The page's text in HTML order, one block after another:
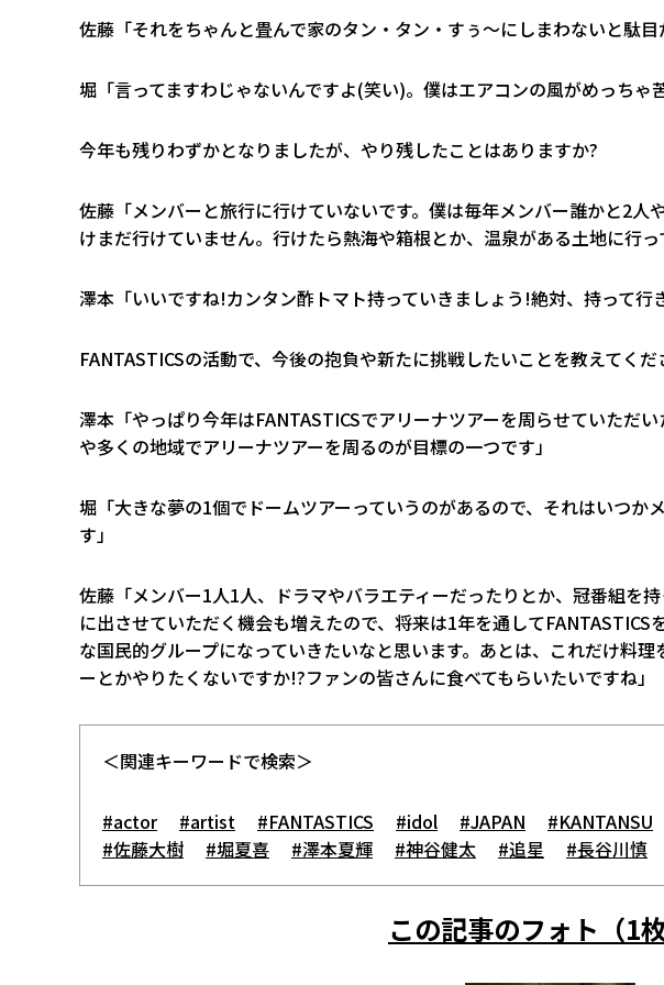
佐藤「それをちゃんと畳んで家のタン・タン・すぅ～にしまわないと駄目
堀「言ってますわじゃないんですよ(笑い)。僕はエアコンの風がめっちゃ
――今年も残りわずかとなりましたが、やり残したことはありますか?
佐藤「メンバーと旅行に行けていないです。僕は毎年メンバー誰かと2人
けまだ行けていません。行けたら熱海や箱根とか、温泉がある土地に行
澤本「いいですね!カンタン酢トマト持っていきましょう!絶対、持って行
――FANTASTICSの活動で、今後の抱負や新たに挑戦したいことを教えてくだ
澤本「やっぱり今年はFANTASTICSでアリーナツアーを周らせていただ
や多くの地域でアリーナツアーを周るのが目標の一つです」
堀「大きな夢の1個でドームツアーっていうのがあるので、それはいつか
す」
佐藤「メンバー1人1人、ドラマやバラエティーだったりとか、冠番組を
に出させていただく機会も増えたので、将来は1年を通して
な国民的グループになっていきたいなと思います。あとは、これだけ料
ーとかやりたくないですか!?ファンの皆さんに食べてもらいたいですね」
＜関連キーワードで検索＞
#actor #artist #FANTASTICS #idol #JAPAN #KANTANSU
#佐藤大樹
#堀夏喜 #澤本夏輝 #神谷健太 #追星 #長谷川慎
この記事のフォト（1枚